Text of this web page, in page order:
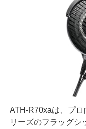
ATH-R70xaは、プ
リーズのフラッグシ